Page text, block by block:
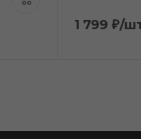
1 799 ₽/